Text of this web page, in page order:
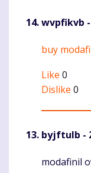
wvpfikvb
buy
Like 0
Dislike 0
byjftulb -
modafinil